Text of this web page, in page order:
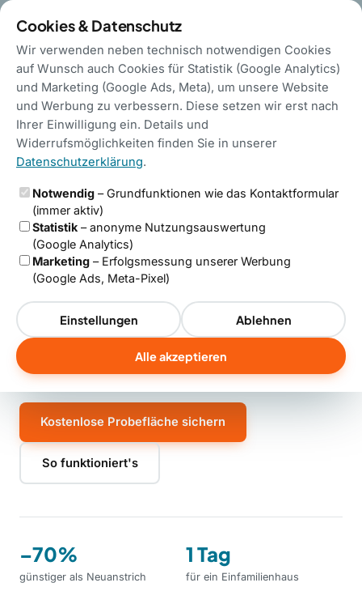
Cookies & Datenschutz
Wir verwenden neben technisch notwendigen Cookies
auf Wunsch auch Cookies für Statistik (Google Analytics)
und Marketing (Google Ads, Meta), um unsere Website
und Werbung zu verbessern. Diese setzen wir erst nach
Ihrer Einwilligung ein. Details und
Widerrufsmöglichkeiten finden Sie in unserer
Datenschutzerklärung.
Notwendig – Grundfunktionen wie das Kontaktformular
(immer aktiv)
Statistik – anonyme Nutzungsauswertung
(Google Analytics)
Marketing – Erfolgsmessung unserer Werbung
(Google Ads, Meta-Pixel)
Einstellungen Ablehnen
Alle akzeptieren
WIR WASCHEN DEIN HAUS.
Neuer Glanz für
Ihre Fassade —
ganz ohne Gerüst.
Wir entfernen Algen, Moos und
Verschmutzungen porentief — schonend,
meist an nur einem Tag und bis zu 70 %
günstiger als ein Neuanstrich. Mit
Langzeitschutz gegen Neubefall.
Kostenlose Probefläche sichern
So funktioniert's
–70%
günstiger als Neuanstrich
1 Tag
für ein Einfamilienhaus